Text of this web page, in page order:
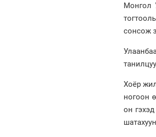
Монгол
сонсож
Хоёр
ногоон
он